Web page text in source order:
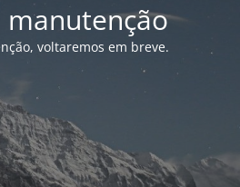
manutenção
voltaremos em breve.